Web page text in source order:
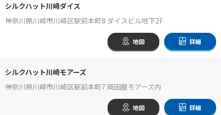
シルクハット川崎ダイス
神奈川県川崎市川崎区駅前本町8 ダイスビル地下2F
地図 詳細
シルクハット川崎モアーズ
神奈川県川崎市川崎区駅前本町7 岡田屋モアーズ内
地図 詳細